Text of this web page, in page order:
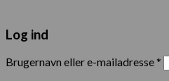
Log ind
Brugernavn eller e-mailadresse*